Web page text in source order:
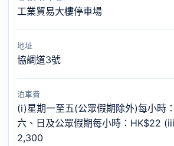
工業貿易大樓停車場
地址
協調道3號
泊車費
(i)星期一至五(公眾假期除外)每小時
六、日及公眾假期每小時：HK$22
2,300